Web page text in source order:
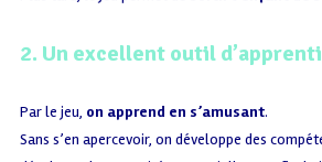
2. Un excellent outil
Par le jeu, on apprend en s’amusant.
Sans s’en apercevoir, on développe des